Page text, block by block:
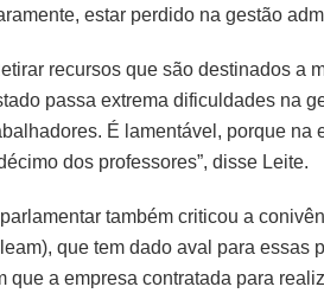
estar perdido na gestão
recursos que são destinados a
passa extrema dificuldades na
É lamentável, porque na
dos professores”, disse Leite.
também criticou a
que tem dado aval para essas
que a empresa contratada para